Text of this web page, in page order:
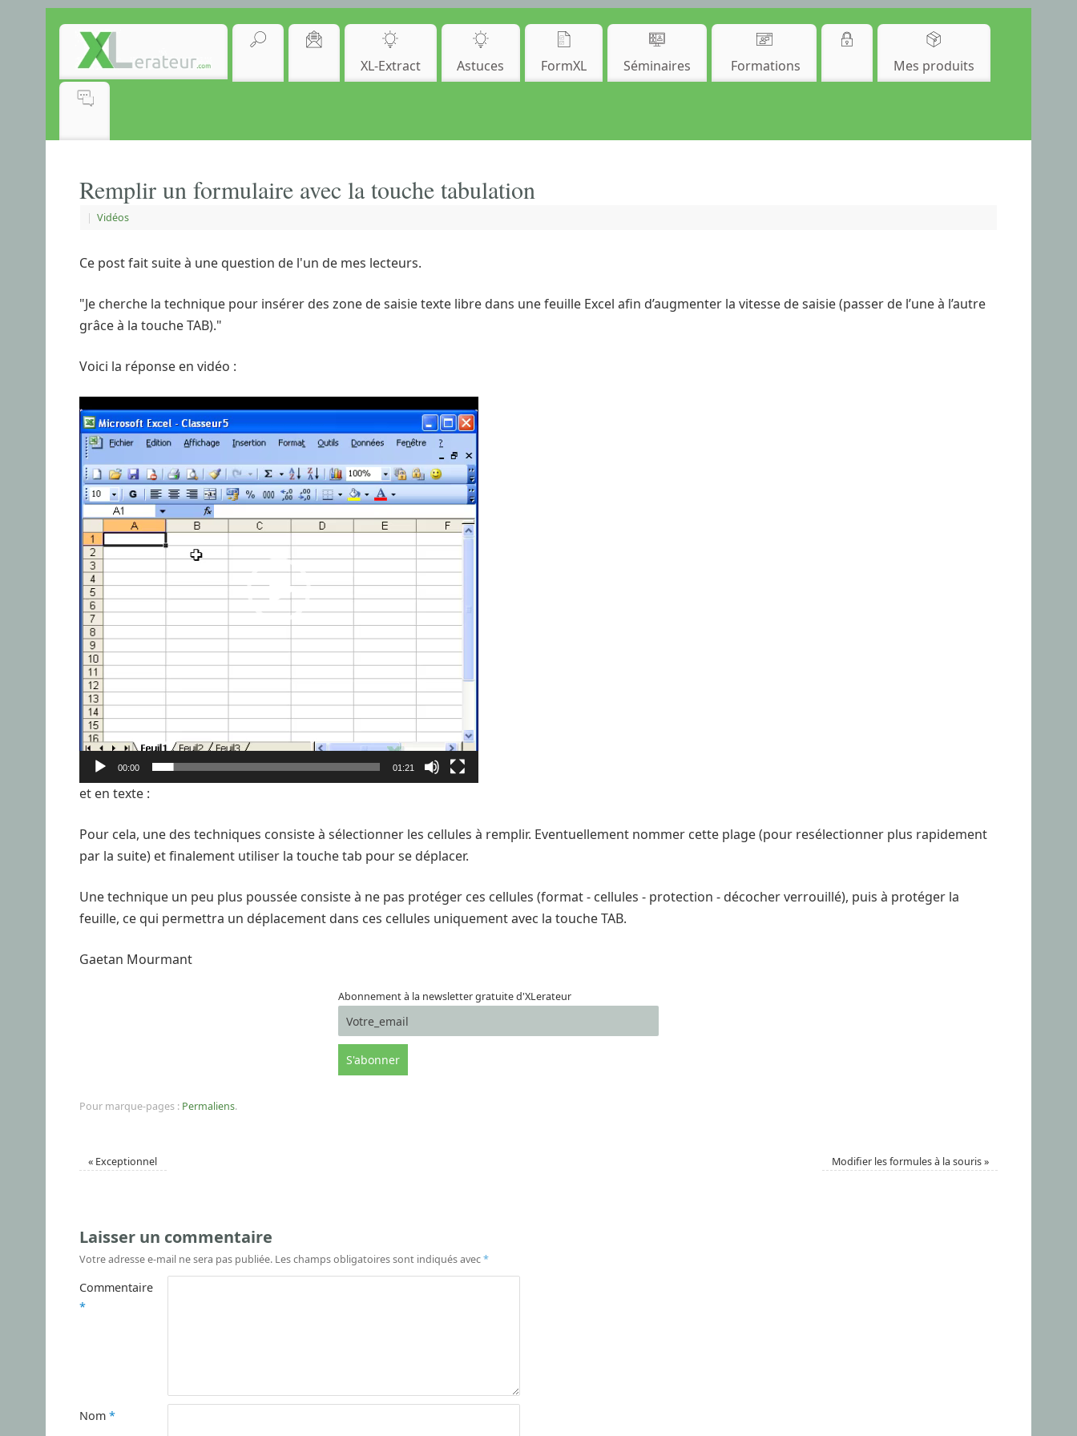
XL-Extract Astuces FormXL Séminaires Formations Mes produits
Remplir un formulaire avec la touche tabulation
| Vidéos
Ce post fait suite à une question de l'un de mes lecteurs.
"Je cherche la technique pour insérer des zone de saisie texte libre dans une feuille Excel afin d’augmenter la vitesse de saisie (passer de l’une à l’autre
grâce à la touche TAB)."
Voici la réponse en vidéo :
vidéo
00:00 01:21
et en texte :
Pour cela, une des techniques consiste à sélectionner les cellules à remplir. Eventuellement nommer cette plage (pour resélectionner plus rapidement
par la suite) et finalement utiliser la touche tab pour se déplacer.
Une technique un peu plus poussée consiste à ne pas protéger ces cellules (format - cellules - protection - décocher verrouillé), puis à protéger la
feuille, ce qui permettra un déplacement dans ces cellules uniquement avec la touche TAB.
Gaetan Mourmant
Abonnement à la newsletter gratuite d'XLerateur
Pour marque-pages : Permaliens.
« Exceptionnel Modifier les formules à la souris»
Laisser un commentaire
Votre adresse e-mail ne sera pas publiée. Les champs obligatoires sont indiqués avec*
Commentaire
*
Nom *